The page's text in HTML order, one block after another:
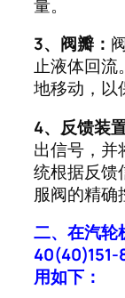
量。
3、阀瓣：
止液体回流
地移动，以
4、反馈装
出信号，并
统根据反馈
服阀的精确
二、在汽轮
40(40)151-
用如下：